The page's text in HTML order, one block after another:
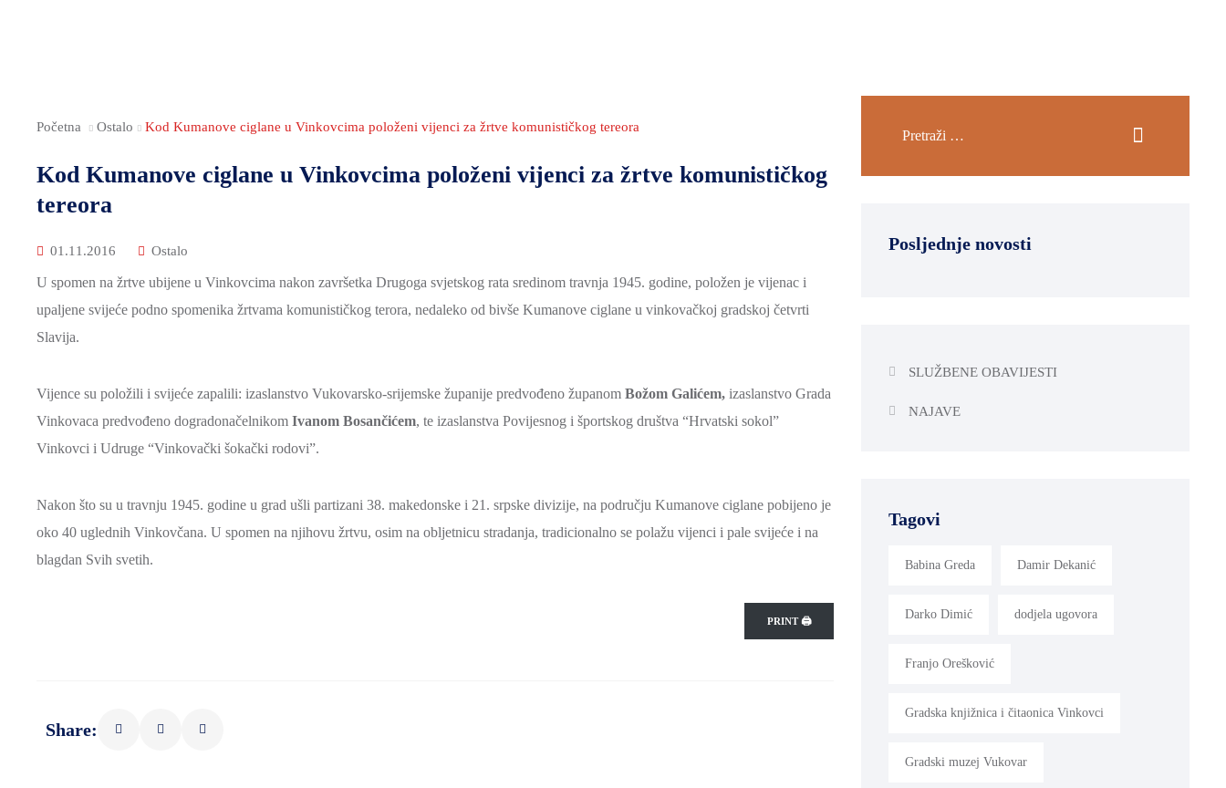
Početna Ostalo Kod Kumanove ciglane u Vinkovcima položeni vijenci za žrtve komunističkog tereora
Kod Kumanove ciglane u Vinkovcima položeni vijenci za žrtve komunističkog
tereora
01.11.2016 Ostalo
U spomen na žrtve ubijene u Vinkovcima nakon završetka Drugoga svjetskog rata sredinom travnja 1945. godine, položen je vijenac i
upaljene svijeće podno spomenika žrtvama komunističkog terora, nedaleko od bivše Kumanove ciglane u vinkovačkoj gradskoj četvrti
Slavija.
Vijence su položili i svijeće zapalili: izaslanstvo Vukovarsko-srijemske županije predvođeno županom Božom Galićem, izaslanstvo Grada
Vinkovaca predvođeno dogradonačelnikom Ivanom Bosančićem, te izaslanstva Povijesnog i športskog društva “Hrvatski sokol”
Vinkovci i Udruge “Vinkovački šokački rodovi”.
Nakon što su u travnju 1945. godine u grad ušli partizani 38. makedonske i 21. srpske divizije, na području Kumanove ciglane pobijeno je
oko 40 uglednih Vinkovčana. U spomen na njihovu žrtvu, osim na obljetnicu stradanja, tradicionalno se polažu vijenci i pale svijeće i na
blagdan Svih svetih.
PRINT 🖨
Share:
Posljednje novosti
SLUŽBENE OBAVIJESTI
NAJAVE
Tagovi
Babina Greda Damir Dekanić
Darko Dimić dodjela ugovora
Franjo Orešković
Gradska knjižnica i čitaonica Vinkovci
Gradski muzej Vukovar